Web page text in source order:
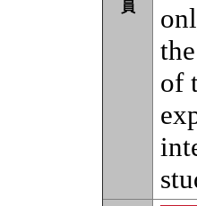
員
of